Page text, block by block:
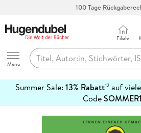
Hugendubel
Menu
Filiale
Summer Sale: 13% Rabatt12auf
Code
erfahren